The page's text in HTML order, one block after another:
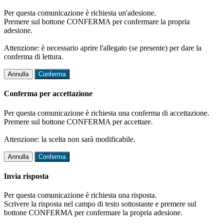
Per questa comunicazione è richiesta un'adesione.
Premere sul bottone CONFERMA per confermare la propria
adesione.
Attenzione: è necessario aprire l'allegato (se presente) per dare la
conferma di lettura.
Annulla Conferma
Conferma per accettazione
Per questa comunicazione è richiesta una conferma di accettazione.
Premere sul bottone CONFERMA per accettare.
Attenzione: la scelta non sarà modificabile.
Annulla Conferma
Invia risposta
Per questa comunicazione è richiesta una risposta.
Scrivere la risposta nel campo di testo sottostante e premere sul
bottone CONFERMA per confermare la propria adesione.